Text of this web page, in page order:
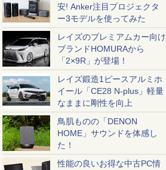
安! Anker注目プロジェクタ
ー3モデルを使ってみた
レイズのプレミアムカー向け
ブランドHOMURAから
「2×9R」が登場！
レイズ鍛造1ピースアルミホ
イール「CE28 N-plus」軽量
なままに剛性を向上
鳥肌ものの「DENON
HOME」サウンドを体感し
た！
性能の良いお得な中古PC情